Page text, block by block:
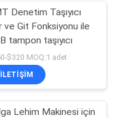
Denetim Taşıyıcı
ve Git Fonksiyonu ile
tampon taşıyıcı
$320 MOQ:1 adet
İLETIŞIM
Lehim Makinesi için